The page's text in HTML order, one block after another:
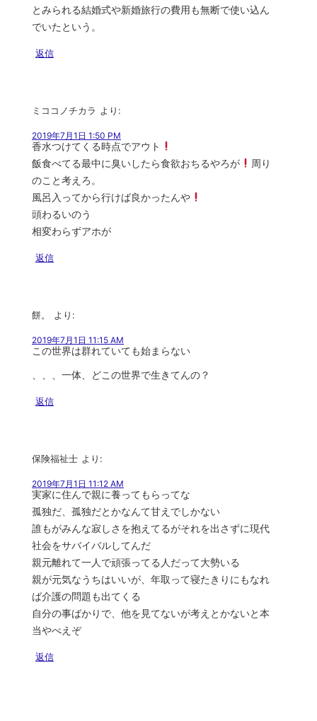
とみられる結婚式や新婚旅行の費用も無断で使い込ん
でいたという。
返信
ミココノチカラ より:
2019年7月1日 1:50 PM
香水つけてくる時点でアウト
飯食べてる最中に臭いしたら食欲おちるやろが
周り
のこと考えろ。
風呂入ってから行けば良かったんや
頭わるいのう
相変わらずアホが
返信
餅。 より:
2019年7月1日 11:15 AM
この世界は群れていても始まらない
、、、一体、どこの世界で生きてんの？
返信
保険福祉士 より:
2019年7月1日 11:12 AM
実家に住んで親に養ってもらってな
孤独だ、孤独だとかなんて甘えでしかない
誰もがみんな寂しさを抱えてるがそれを出さずに現代
社会をサバイバルしてんだ
親元離れて一人で頑張ってる人だって大勢いる
親が元気なうちはいいが、年取って寝たきりにもなれ
ば介護の問題も出てくる
自分の事ばかりで、他を見てないが考えとかないと本
当やべえぞ
返信